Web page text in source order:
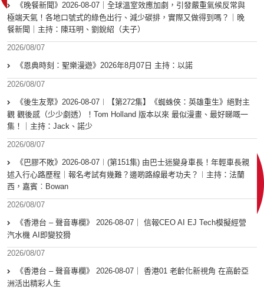
《晚餐新聞》2026-08-07｜全球溫室效應加劇，引發嚴重氣候反常與
極端天氣！各地口號式的綠色出行、減少碳排，實際又做得到嗎？｜晚
餐新聞｜主持：陳珏明、劉銳紹（夫子）
2026/08/07
《恩典時刻：聖樂漫遊》2026年8月07日 主持：以諾
2026/08/07
《後生友聚》2026-08-07︱【第272集】《蜘蛛俠：英雄重生》絕對主
觀 觀後感（少少劇透）！Tom Holland 版本以來 最似漫畫、最好睇嘅一
集！｜主持：Jack、諾少
2026/08/07
《巴膠不敗》2026-08-07︱(第151集) 由巴士迷變身車長！年輕車長親
述入行心路歷程｜報名考試有幾難？邊啲路線最考功夫？︱主持：法蘭
西，嘉賓︰Bowan
2026/08/07
《香港台 – 聲音專欄》 2026-08-07｜ 信報CEO AI EJ Tech模擬經營
汽水機 AI即變狡猾
2026/08/07
《香港台 – 聲音專欄》 2026-08-07｜ 香港01 老齡化新視角 在高齡亞
洲活出精彩人生